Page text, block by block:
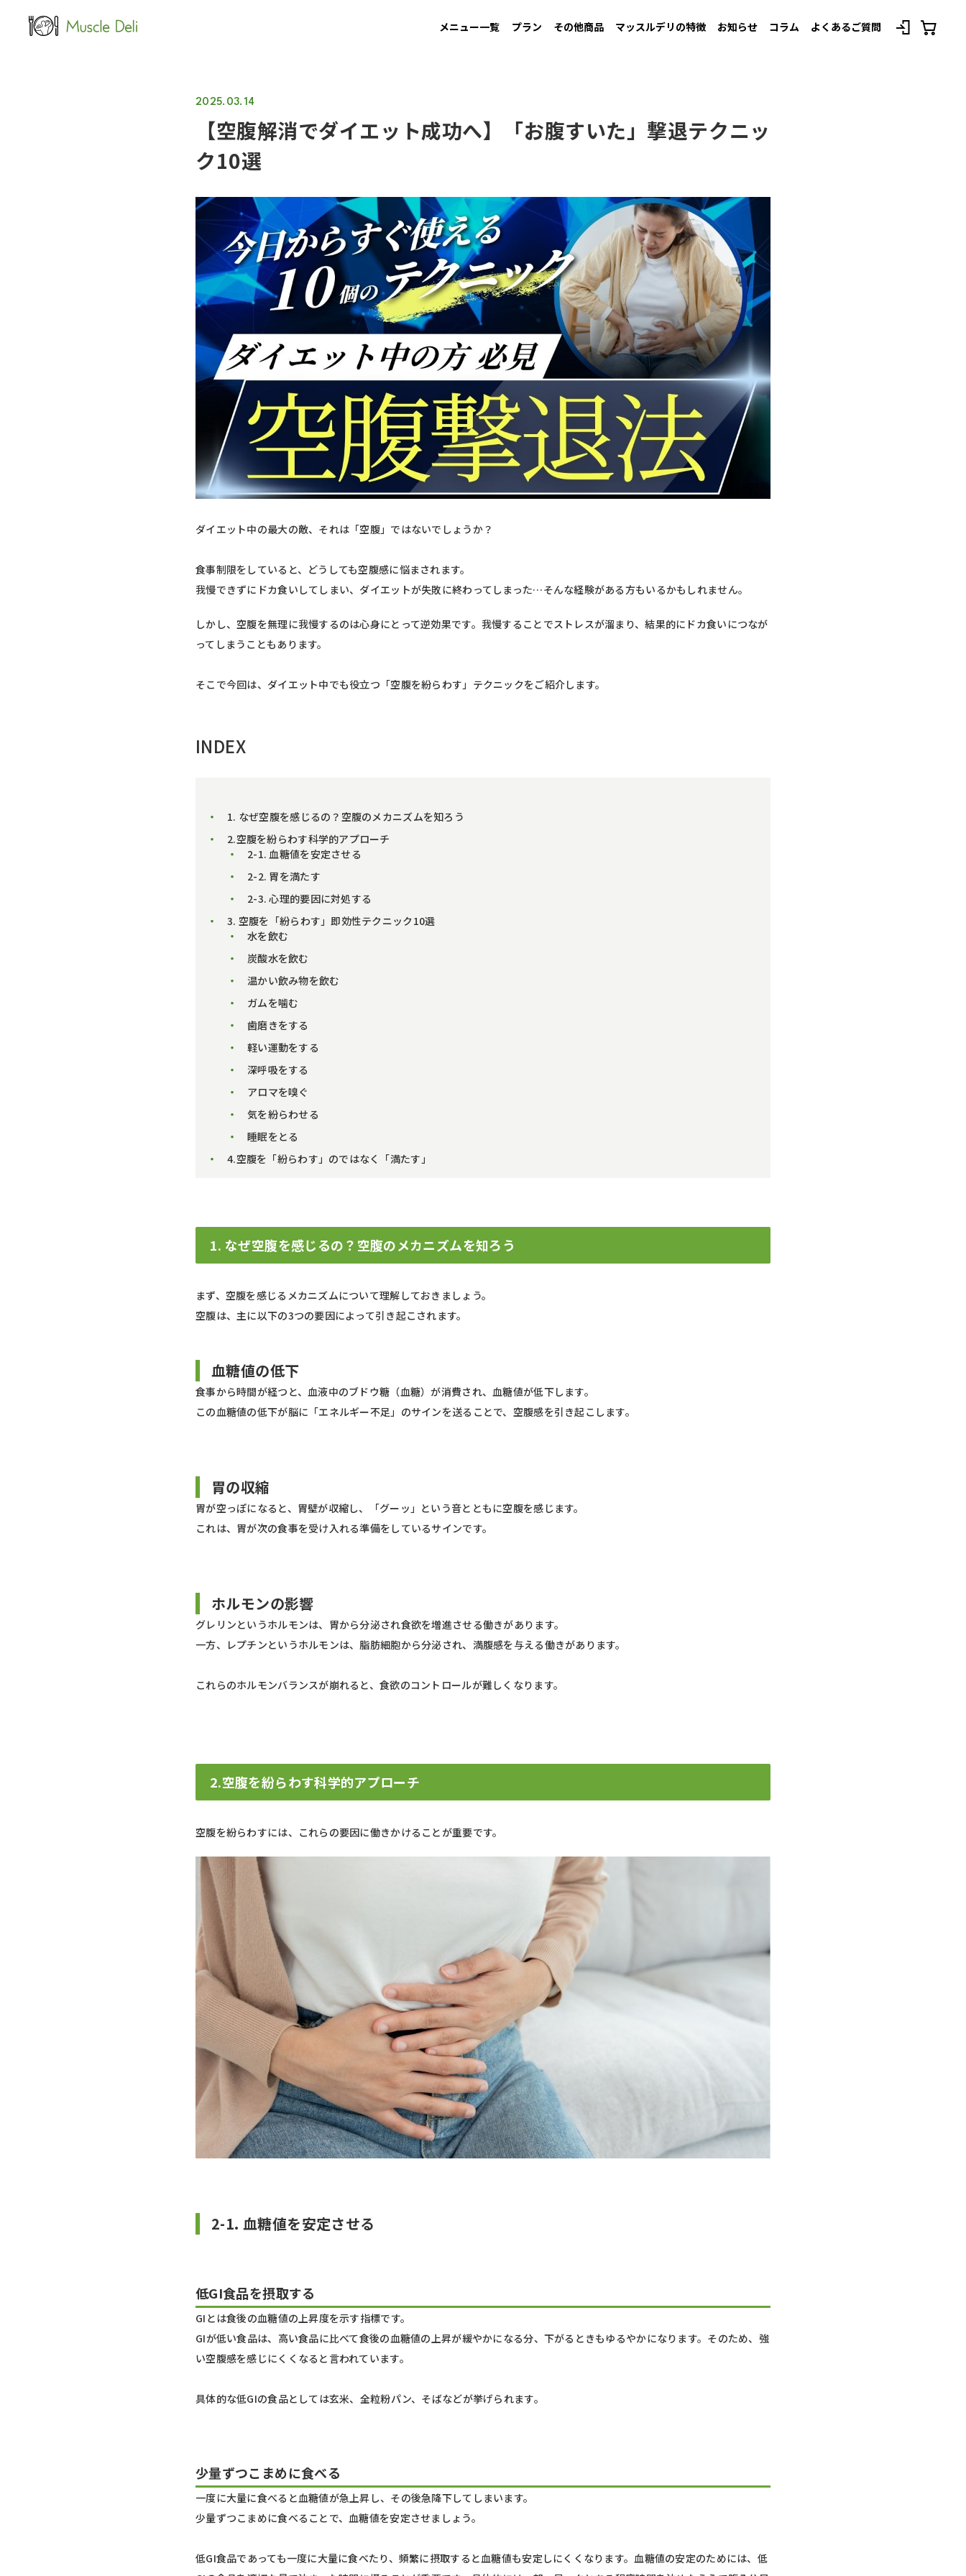
メニュー一覧 プラン その他商品 マッスルデリの特徴 お知らせ コラム よくあるご質問
2025.03.14
【空腹解消でダイエット成功へ】「お腹すいた」撃退テクニッ
ク10選
ダイエット中の最大の敵、それは「空腹」ではないでしょうか？
食事制限をしていると、どうしても空腹感に悩まされます。
我慢できずにドカ食いしてしまい、ダイエットが失敗に終わってしまった…そんな経験がある方もいるかもしれません。
しかし、空腹を無理に我慢するのは心身にとって逆効果です。我慢することでストレスが溜まり、結果的にドカ食いにつなが
ってしまうこともあります。
そこで今回は、ダイエット中でも役立つ「空腹を紛らわす」テクニックをご紹介します。
INDEX
1. なぜ空腹を感じるの？空腹のメカニズムを知ろう
2.空腹を紛らわす科学的アプローチ
2-1. 血糖値を安定させる
2-2. 胃を満たす
2-3. 心理的要因に対処する
3. 空腹を「紛らわす」即効性テクニック10選
水を飲む
炭酸水を飲む
温かい飲み物を飲む
ガムを噛む
歯磨きをする
軽い運動をする
深呼吸をする
アロマを嗅ぐ
気を紛らわせる
睡眠をとる
4.空腹を「紛らわす」のではなく「満たす」
1. なぜ空腹を感じるの？空腹のメカニズムを知ろう
まず、空腹を感じるメカニズムについて理解しておきましょう。
空腹は、主に以下の3つの要因によって引き起こされます。
血糖値の低下
食事から時間が経つと、血液中のブドウ糖（血糖）が消費され、血糖値が低下します。
この血糖値の低下が脳に「エネルギー不足」のサインを送ることで、空腹感を引き起こします。
胃の収縮
胃が空っぽになると、胃壁が収縮し、「グーッ」という音とともに空腹を感じます。
これは、胃が次の食事を受け入れる準備をしているサインです。
ホルモンの影響
グレリンというホルモンは、胃から分泌され食欲を増進させる働きがあります。
一方、レプチンというホルモンは、脂肪細胞から分泌され、満腹感を与える働きがあります。
これらのホルモンバランスが崩れると、食欲のコントロールが難しくなります。
2.空腹を紛らわす科学的アプローチ
空腹を紛らわすには、これらの要因に働きかけることが重要です。
2-1. 血糖値を安定させる
低GI食品を摂取する
GIとは食後の血糖値の上昇度を示す指標です。
GIが低い食品は、高い食品に比べて食後の血糖値の上昇が緩やかになる分、下がるときもゆるやかになります。そのため、強
い空腹感を感じにくくなると言われています。
具体的な低GIの食品としては玄米、全粒粉パン、そばなどが挙げられます。
少量ずつこまめに食べる
一度に大量に食べると血糖値が急上昇し、その後急降下してしまいます。
少量ずつこまめに食べることで、血糖値を安定させましょう。
低GI食品であっても一度に大量に食べたり、頻繁に摂取すると血糖値も安定しにくくなります。血糖値の安定のためには、低